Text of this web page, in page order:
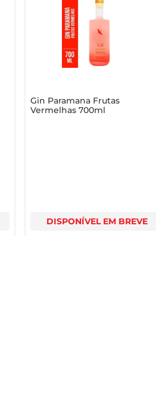
Gin Paramana Frutas
Vermelhas 700ml
DISPONÍVEL EM BREVE